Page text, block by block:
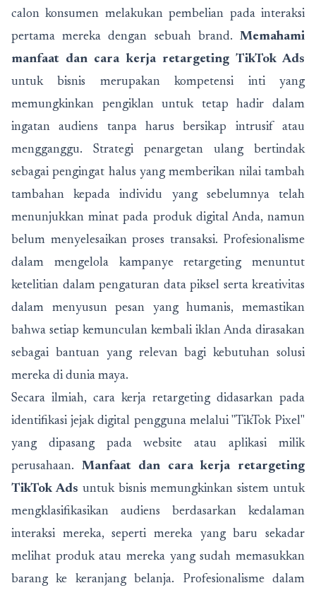
calon konsumen melakukan pembelian pada interaksi
pertama mereka dengan sebuah brand.
Memahami
manfaat dan cara kerja retargeting TikTok Ads
untuk bisnis merupakan kompetensi inti yang
memungkinkan pengiklan untuk tetap hadir dalam
ingatan audiens tanpa harus bersikap intrusif atau
mengganggu. Strategi penargetan ulang bertindak
sebagai pengingat halus yang memberikan nilai tambah
tambahan kepada individu yang sebelumnya telah
menunjukkan minat pada produk digital Anda, namun
belum menyelesaikan proses transaksi. Profesionalisme
dalam mengelola kampanye retargeting menuntut
ketelitian dalam pengaturan data piksel serta kreativitas
dalam menyusun pesan yang humanis, memastikan
bahwa setiap kemunculan kembali iklan Anda dirasakan
sebagai bantuan yang relevan bagi kebutuhan solusi
mereka di dunia maya.
Secara ilmiah, cara kerja retargeting didasarkan pada
identifikasi jejak digital pengguna melalui "TikTok Pixel"
yang dipasang pada website atau aplikasi milik
perusahaan. Manfaat dan cara kerja retargeting
TikTok Ads untuk bisnis memungkinkan sistem untuk
mengklasifikasikan audiens berdasarkan kedalaman
interaksi mereka, seperti mereka yang baru sekadar
melihat produk atau mereka yang sudah memasukkan
barang ke keranjang belanja. Profesionalisme dalam